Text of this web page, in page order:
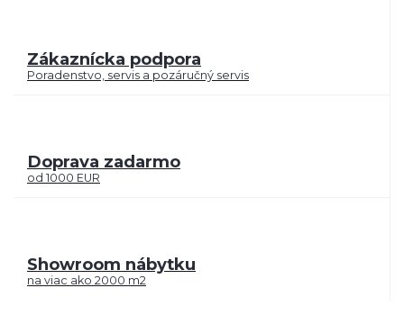
Zákaznícka podpora
Poradenstvo, servis a pozáručný servis
Doprava zadarmo
od 1000 EUR
Showroom nábytku
na viac ako 2000 m2